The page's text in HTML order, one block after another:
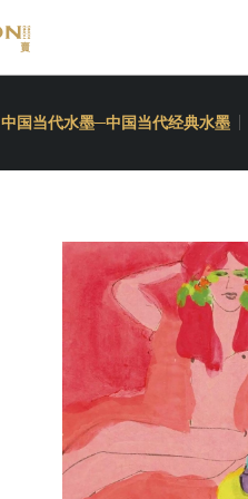
中国当代水墨─中国当代经典水墨